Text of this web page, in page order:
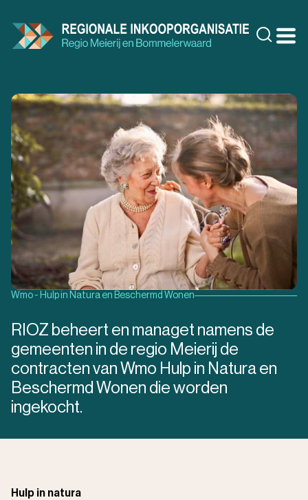
naar
inhoud
Wmo - Hulp in Natura en Beschermd Wonen
RIOZ beheert en managet namens de
gemeenten in de regio Meierij de
contracten van Wmo Hulp in Natura en
Beschermd Wonen die worden
ingekocht.
Hulp in natura